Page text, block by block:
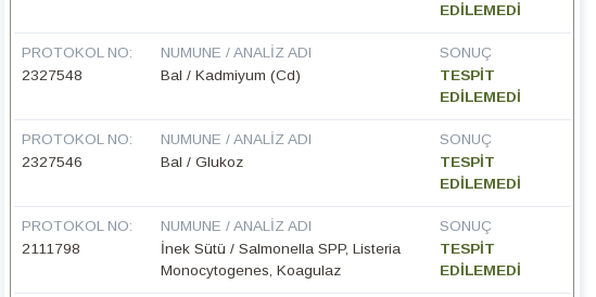
EDİLEMEDİ
PROTOKOL NO:
2327548
NUMUNE / ANALIZ ADI
Bal / Kadmiyum (Cd)
SONUÇ
TESPİT
EDİLEMEDİ
PROTOKOL NO:
2327546
NUMUNE / ANALIZ ADI
Bal / Glukoz
SONUÇ
TESPİT
EDİLEMEDİ
PROTOKOL NO:
2111798
NUMUNE / ANALIZ ADI
İnek Sütü / Salmonella SPP, Listeria
Monocytogenes, Koagulaz
SONUÇ
TESPİT
EDİLEMEDİ